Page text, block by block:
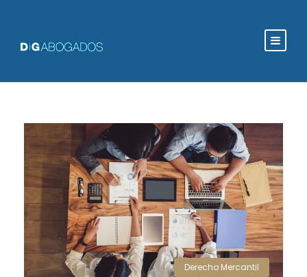
Derecho Mercantil